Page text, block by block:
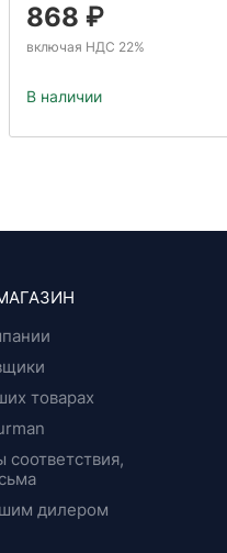
868 ₽
включая НДС 22%
В наличии
товарах
соответствия,
дилером